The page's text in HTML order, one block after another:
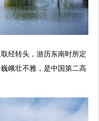
经转头，游历东南时所定
峨壮不雅，是中国第二高